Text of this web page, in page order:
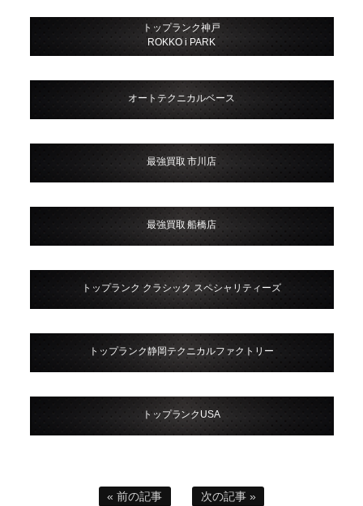
トップランク神戸
ROKKO i PARK
オートテクニカルベース
最強買取 市川店
最強買取 船橋店
トップランク クラシック スペシャリティーズ
トップランク静岡テクニカルファクトリー
トップランクUSA
« 前の記事 次の記事 »